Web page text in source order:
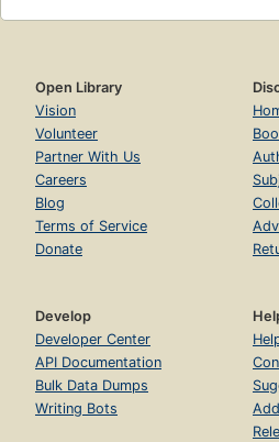
Open Library
Vision
Volunteer
Partner With Us
Careers
Blog
Terms of Service
Donate
Develop
Developer Center
API Documentation
Bulk Data Dumps
Writing Bots